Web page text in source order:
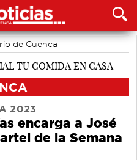
de Cuenca
2023
encarga a José
de la Semana